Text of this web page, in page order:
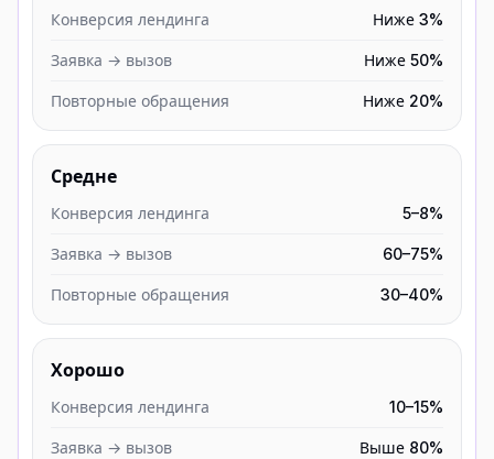
Конверсия лендинга Ниже 3%
Заявка → вызов Ниже 50%
Повторные обращения Ниже 20%
Средне
Конверсия лендинга 5–8%
Заявка → вызов 60–75%
Повторные обращения 30–40%
Хорошо
Конверсия лендинга 10–15%
Заявка → вызов Выше 80%